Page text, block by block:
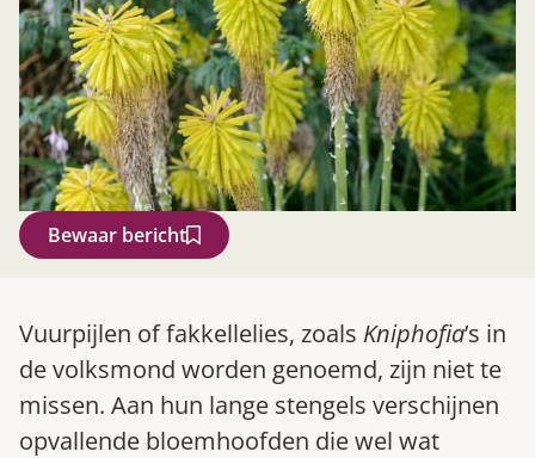
Bewaar bericht
Vuurpijlen of fakkellelies, zoals Kniphofia’s in
de volksmond worden genoemd, zijn niet te
missen. Aan hun lange stengels verschijnen
opvallende bloemhoofden die wel wat